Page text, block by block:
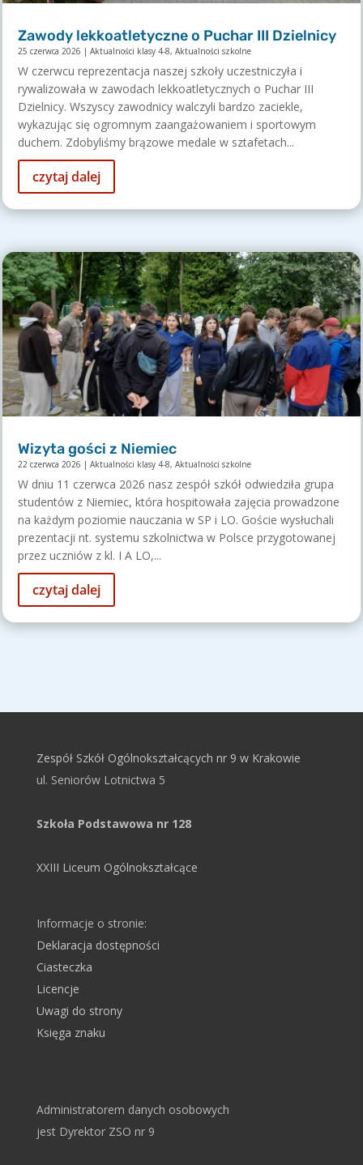
Zawody lekkoatletyczne o Puchar III Dzielnicy
25 czerwca 2026 |Aktualności klasy 4-8,Aktualności szkolne
W czerwcu reprezentacja naszej szkoły uczestniczyła i
rywalizowała w zawodach lekkoatletycznych o Puchar III
Dzielnicy. Wszyscy zawodnicy walczyli bardzo zaciekle,
wykazując się ogromnym zaangażowaniem i sportowym
duchem. Zdobyliśmy brązowe medale w sztafetach...
czytaj dalej
Wizyta gości z Niemiec
22 czerwca 2026 |Aktualności klasy 4-8,Aktualności szkolne
W dniu 11 czerwca 2026 nasz zespół szkół odwiedziła grupa
studentów z Niemiec, która hospitowała zajęcia prowadzone
na każdym poziomie nauczania w SP i LO. Goście wysłuchali
prezentacji nt. systemu szkolnictwa w Polsce przygotowanej
przez uczniów z kl. I A LO,...
czytaj dalej
Zespół Szkół Ogólnokształcących nr 9 w Krakowie
ul. Seniorów Lotnictwa 5
Szkoła Podstawowa nr 128
XXIII Liceum Ogólnokształcące
Informacje o stronie:
Deklaracja dostępności
Ciasteczka
Licencje
Uwagi do strony
Księga znaku
Administratorem danych osobowych
jest Dyrektor ZSO nr 9